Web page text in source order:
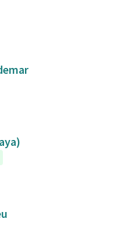
Calafell parc a Valdemar